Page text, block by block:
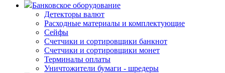
Банковское оборудование
Детекторы валют
Расходные материалы и комплектующие
Сейфы
Счетчики и сортировщики банкнот
Счетчики и сортировщики монет
Терминалы оплаты
Уничтожители бумаги - шредеры